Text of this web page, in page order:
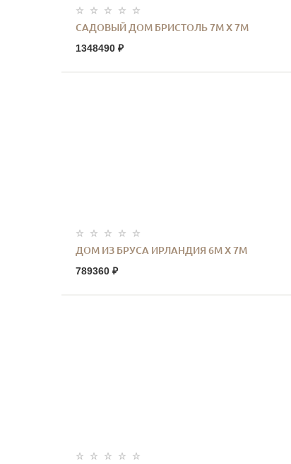
САДОВЫЙ ДОМ БРИСТОЛЬ 7М Х 7М
1348490 ₽
ДОМ ИЗ БРУСА ИРЛАНДИЯ 6М Х 7М
789360 ₽